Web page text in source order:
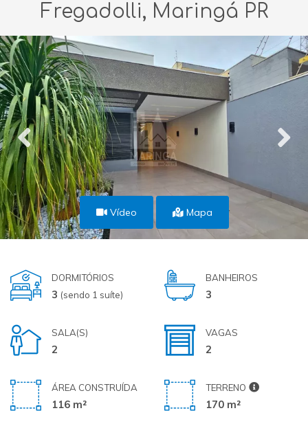
Fregadolli, Maringá PR
Vídeo Mapa
DORMITÓRIOS
3 (sendo 1 suíte)
BANHEIROS
3
SALA(S)
2
VAGAS
2
ÁREA CONSTRUÍDA
116 m²
TERRENO
170 m²